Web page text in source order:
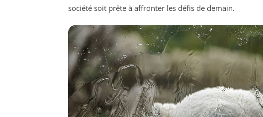
société soit prête à affronter les défis de demain.